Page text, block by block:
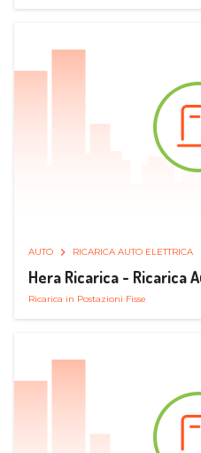
AUTO RICARICA AUTO ELETTRICA
Hera Ricarica - Ricarica
Ricarica in Postazioni Fisse